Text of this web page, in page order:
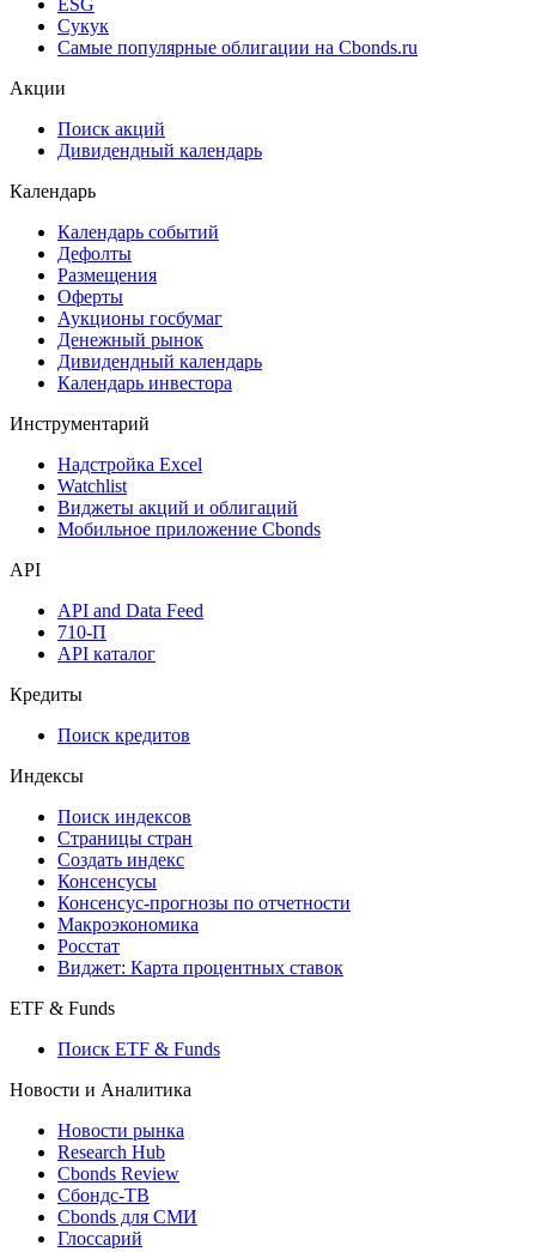
ESG
Сукук
Самые популярные облигации на Cbonds.ru
Акции
Поиск акций
Дивидендный календарь
Календарь
Календарь событий
Дефолты
Размещения
Оферты
Аукционы госбумаг
Денежный рынок
Дивидендный календарь
Календарь инвестора
Инструментарий
Надстройка Excel
Watchlist
Виджеты акций и облигаций
Мобильное приложение Cbonds
API
API and Data Feed
710-П
API каталог
Кредиты
Поиск кредитов
Индексы
Поиск индексов
Страницы стран
Создать индекс
Консенсусы
Консенсус-прогнозы по отчетности
Макроэкономика
Росстат
Виджет: Карта процентных ставок
ETF & Funds
Поиск ETF & Funds
Новости и Аналитика
Новости рынка
Research Hub
Cbonds Review
Сбондс-ТВ
Cbonds для СМИ
Глоссарий